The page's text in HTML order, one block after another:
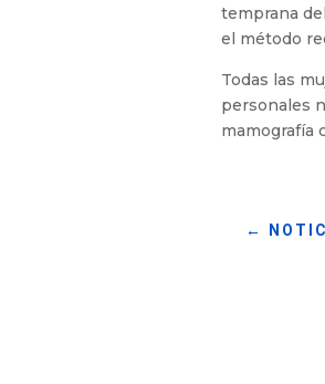
temprana
el método
Todas las
personales
mamografía
←